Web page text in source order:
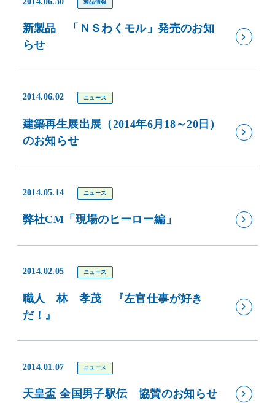
製品情報
新製品 「ＮＳわくモル」発売のお知
らせ
2014.06.02 ニュース
建築再生展出展（2014年6月18～20日）
のお知らせ
2014.05.14 ニュース
弊社CM「現場のヒーロー編」
2014.02.05 ニュース
職人 林 孝茂 『左官仕事が好き
だ！』
2014.01.07 ニュース
天皇盃 全国男子駅伝 協賛のお知らせ